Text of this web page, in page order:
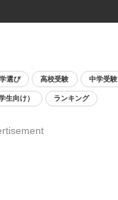
選び 高校受験 中学受験
生向け） ランキング